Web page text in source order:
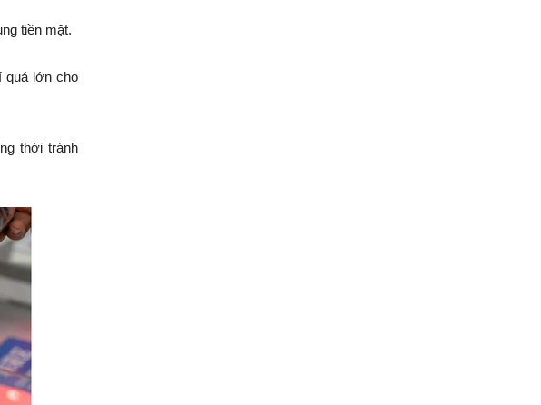
tiền mặt.
quá lớn cho
thời tránh